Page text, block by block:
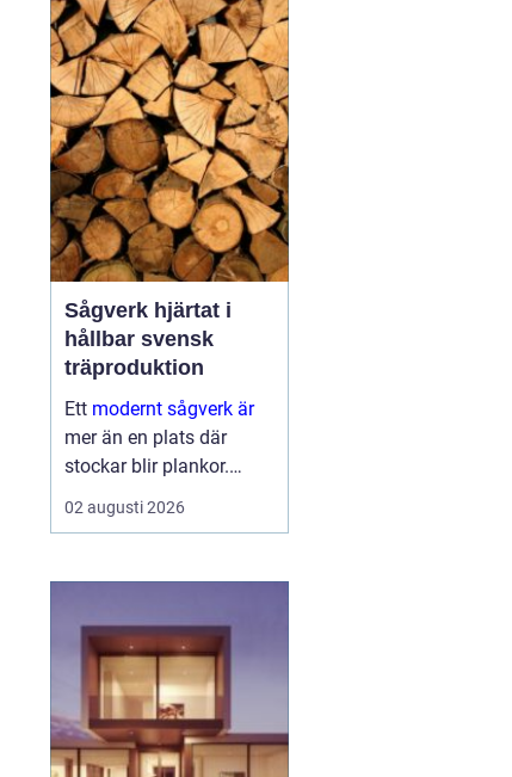
Val av transportör, typ av
gods, tidsram och
försäkring spelar ...
Sågverk hjärtat i
hållbar svensk
träproduktion
Ett modernt sågverk är
mer än en plats där
stockar blir plankor.
Sågverket fungerar som
en länk mellan skogen
från enkla
avancerade
huskonstruktioner. När
timm...
02 augusti 2026